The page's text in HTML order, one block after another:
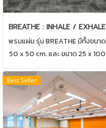
BREATHE : INHALE / EXHALE
พรมแผ่น รุ่น BREATHE มีทั้งขนาด
50 x 50 cm. และ ขนาด 25 x 100
cm. พรมแผ่นที่มาครบสองดีไซน์ปู
ผสมผสานกันได้อย่างลงตัว เหมาะ
สำหรับ สำนักงาน ห้องทำงาน ห้อง
ประชุม
Best Seller